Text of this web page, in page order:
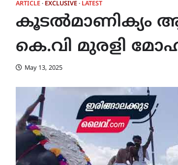
ARTICLE EXCLUSIVE LATEST
കൂടൽമാണിക്യം
കെ.വി മുരളി
May 13, 2025